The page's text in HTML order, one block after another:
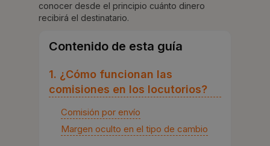
conocer desde el principio cuánto dinero
recibirá el destinatario.
Contenido de esta guía
1. ¿Cómo funcionan las
comisiones en los locutorios?
Comisión por envío
Margen oculto en el tipo de cambio